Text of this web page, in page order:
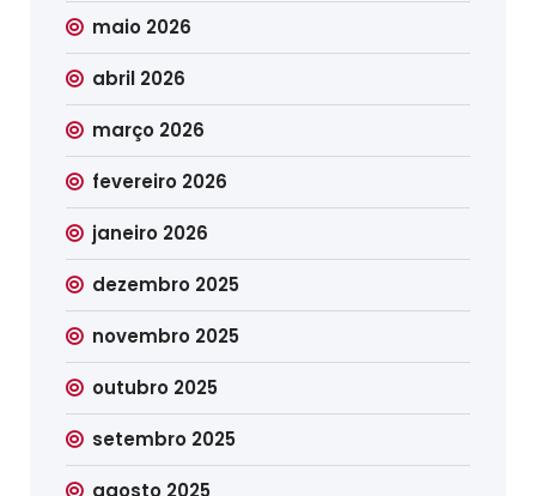
maio 2026
abril 2026
março 2026
fevereiro 2026
janeiro 2026
dezembro 2025
novembro 2025
outubro 2025
setembro 2025
agosto 2025